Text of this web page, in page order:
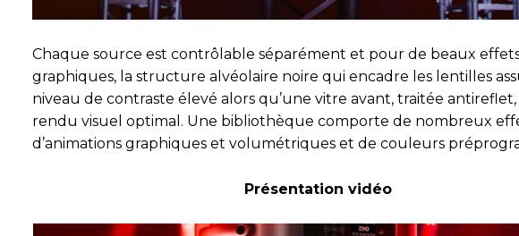
Chaque source est contrôlable séparément et pour de beaux
graphiques, la structure alvéolaire noire qui encadre les lentilles
niveau de contraste élevé alors qu’une vitre avant, traitée
rendu visuel optimal. Une bibliothèque comporte de nombreux
d’animations graphiques et volumétriques et de couleurs
Présentation vidéo